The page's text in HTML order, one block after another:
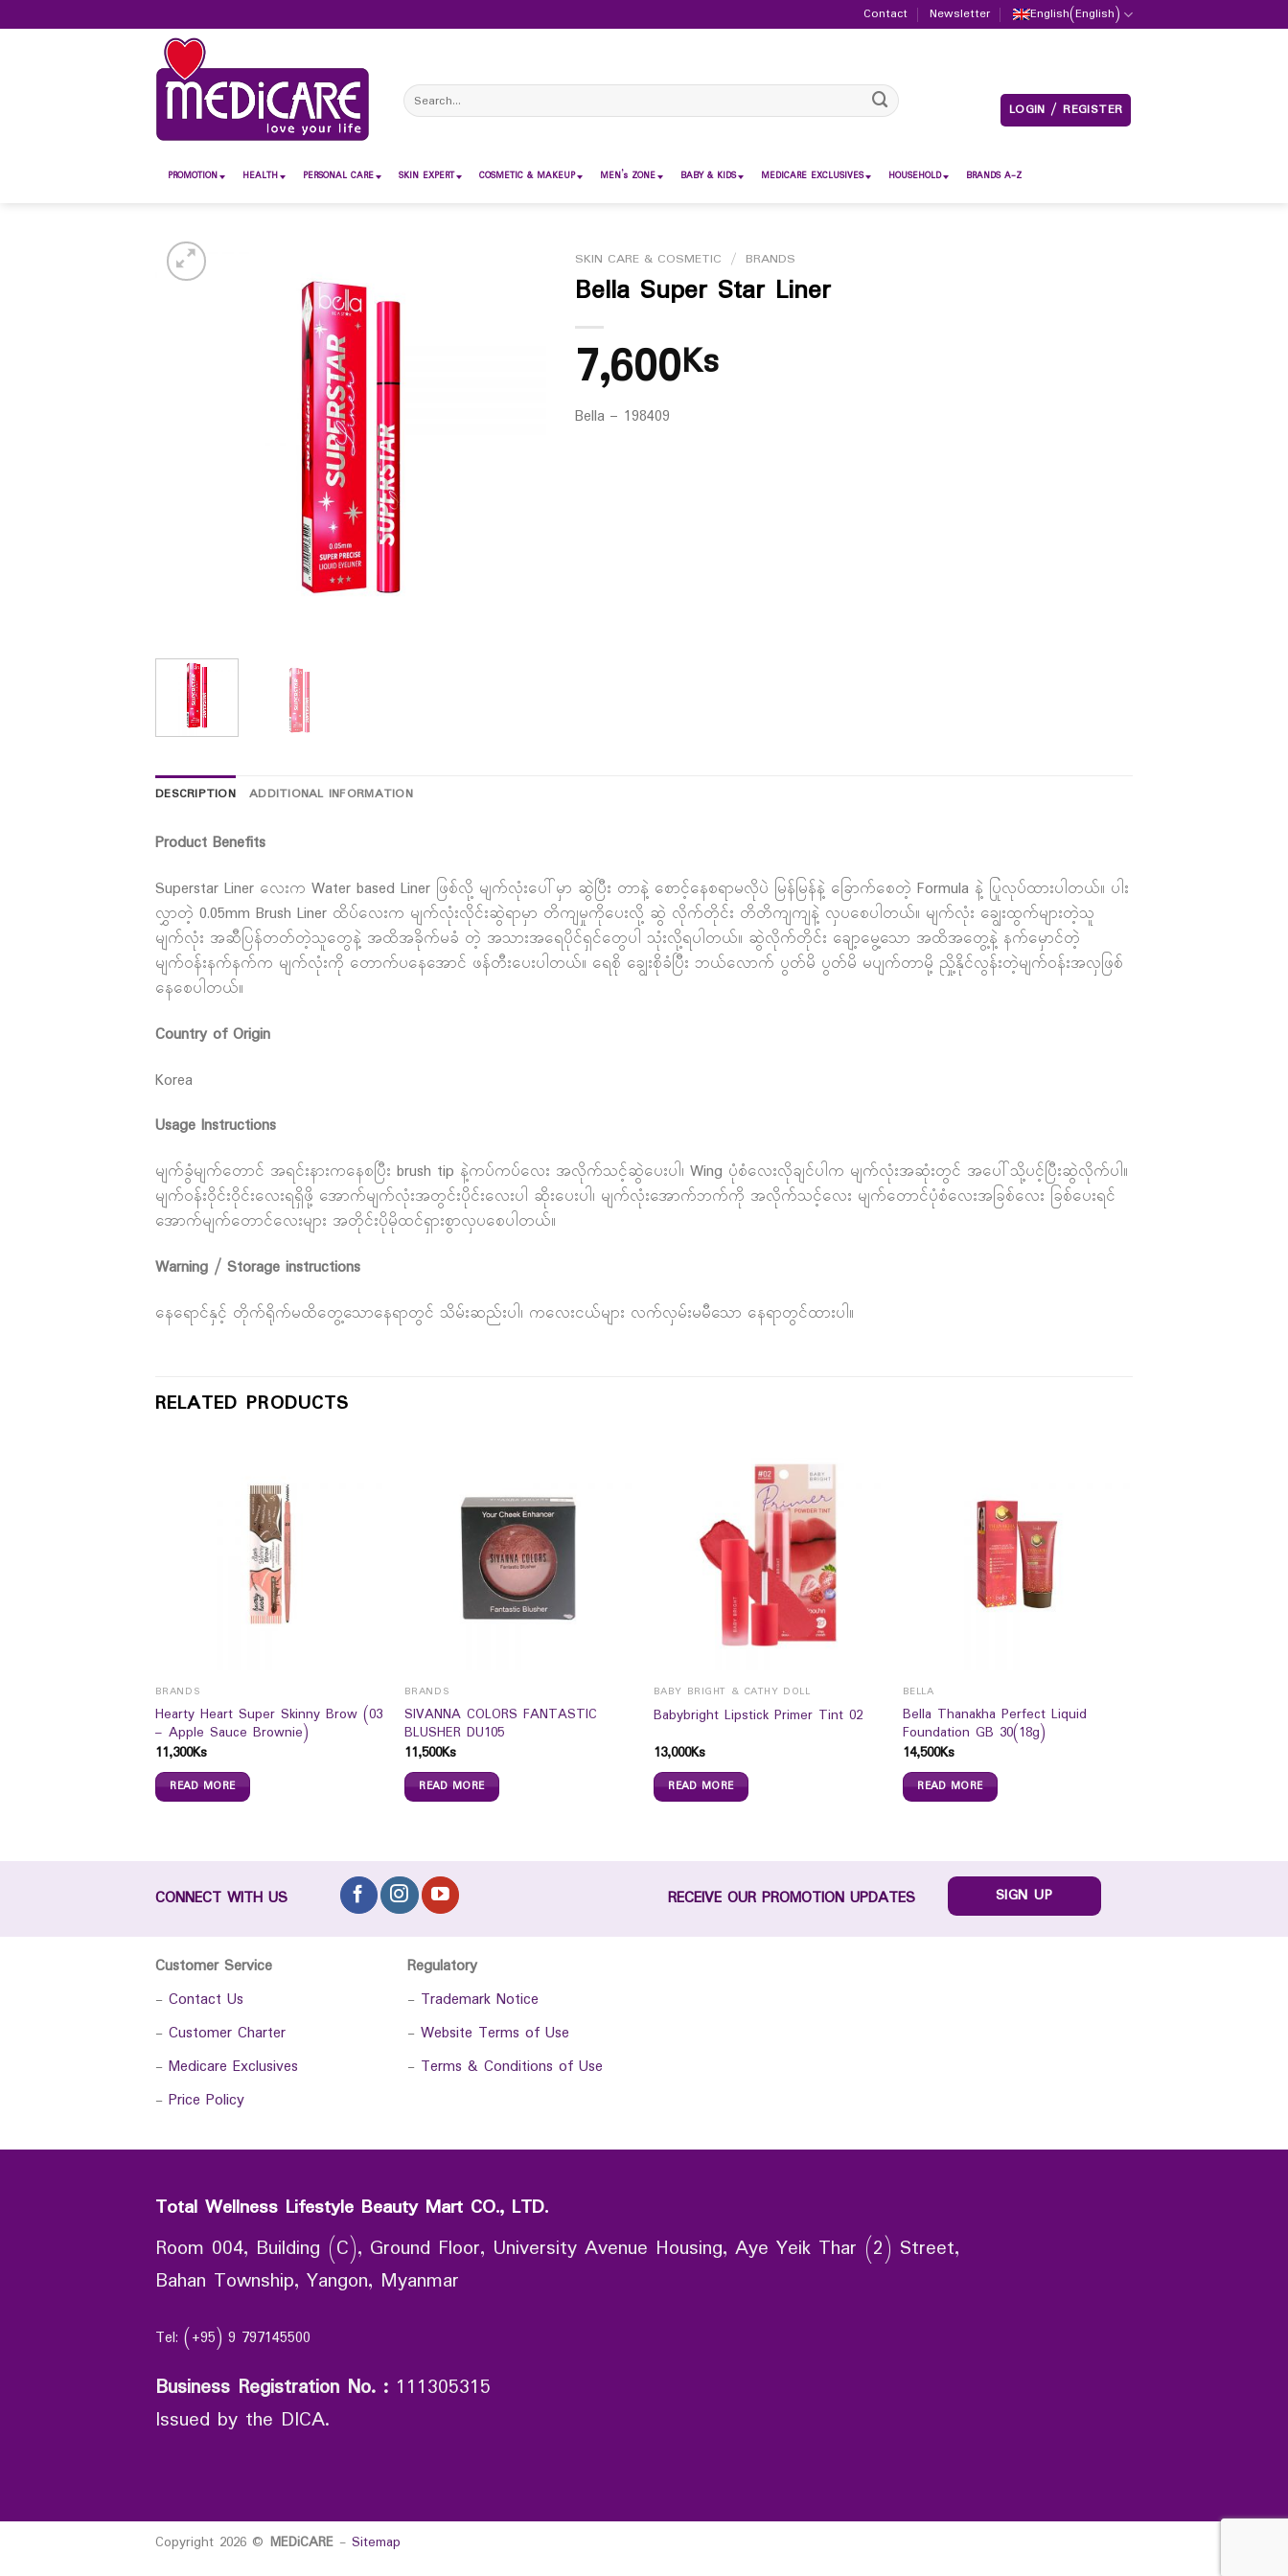
to
Contact Newsletter English(English)
Search
for:
LOGIN / REGISTER
PROMOTION HEALTH PERSONAL CARE SKIN EXPERT COSMETIC & MAKEUP MEN’s ZONE BABY & KIDS MEDICARE EXCLUSIVES HOUSEHOLD BRANDS A-Z
SKIN CARE & COSMETIC / BRANDS
Bella Super Star Liner
7,600Ks
Bella – 198409
DESCRIPTION ADDITIONAL INFORMATION
Product Benefits
Superstar Liner လေးက Water based Liner ဖြစ်လို့ မျက်လုံးပေါ်မှာ ဆွဲပြီး တာနဲ့ စောင့်နေစရာမလိုပဲ မြန်မြန်နဲ့ ခြောက်စေတဲ့ Formula နဲ့ ပြုလုပ်ထားပါတယ်။ ပါး
လွှာတဲ့ 0.05mm Brush Liner ထိပ်လေးက မျက်လုံးလိုင်းဆွဲရာမှာ တိကျမှုကိုပေးလို့ ဆွဲ လိုက်တိုင်း တိတိကျကျနဲ့ လှပစေပါတယ်။ မျက်လုံး ချွေးထွက်များတဲ့သူ
မျက်လုံး အဆီပြန်တတ်တဲ့သူတွေနဲ့ အထိအခိုက်မခံ တဲ့ အသားအရေပိုင်ရှင်တွေပါ သုံးလို့ရပါတယ်။ ဆွဲလိုက်တိုင်း ချော့မွေ့သော အထိအတွေ့နဲ့ နက်မှောင်တဲ့
မျက်ဝန်းနက်နက်က မျက်လုံးကို တောက်ပနေအောင် ဖန်တီးပေးပါတယ်။ ရေစို ချွေးစိုခံပြီး ဘယ်လောက် ပွတ်မိ ပွတ်မိ မပျက်တာမို့ ညှို့နိုင်လွန်းတဲ့မျက်၀န်းအလှဖြစ်
နေစေပါတယ်။
Country of Origin
Korea
Usage Instructions
မျက်ခွံမျက်တောင် အရင်းနားကနေစပြီး brush tip နဲ့ကပ်ကပ်လေး အလိုက်သင့်ဆွဲပေးပါ၊ Wing ပုံစံလေးလိုချင်ပါက မျက်လုံးအဆုံးတွင် အပေါ်သို့ပင့်ပြီးဆွဲလိုက်ပါ။
မျက်ဝန်းဝိုင်းဝိုင်းလေးရရှိဖို့ အောက်မျက်လုံးအတွင်းပိုင်းလေးပါ ဆိုးပေးပါ၊ မျက်လုံးအောက်ဘက်ကို အလိုက်သင့်လေး မျက်တောင်ပုံစံလေးအခြစ်လေး ခြစ်ပေးရင်
အောက်မျက်တောင်လေးများ အတိုင်းပိုမိုထင်ရှားစွာလှပစေပါတယ်။
Warning / Storage instructions
နေရောင်နှင့် တိုက်ရိုက်မထိတွေ့သောနေရာတွင် သိမ်းဆည်းပါ၊ ကလေးငယ်များ လက်လှမ်းမမီသော နေရာတွင်ထားပါ။
RELATED PRODUCTS
BRANDS
Hearty Heart Super Skinny Brow (03
– Apple Sauce Brownie)
11,300Ks
READ MORE
BRANDS
SIVANNA COLORS FANTASTIC
BLUSHER DU105
11,500Ks
READ MORE
BABY BRIGHT & CATHY DOLL
Babybright Lipstick Primer Tint 02
13,000Ks
READ MORE
BELLA
Bella Thanakha Perfect Liquid
Foundation GB 30(18g)
14,500Ks
READ MORE
CONNECT WITH US RECEIVE OUR PROMOTION UPDATES SIGN UP
Customer Service
- Contact Us
- Customer Charter
- Medicare Exclusives
- Price Policy
Regulatory
- Trademark Notice
- Website Terms of Use
- Terms & Conditions of Use
Total Wellness Lifestyle Beauty Mart CO., LTD.
Room 004, Building (C), Ground Floor, University Avenue Housing, Aye Yeik Thar (2) Street,
Bahan Township, Yangon, Myanmar
Tel: (+95) 9 797145500
Business Registration No. : 111305315
Issued by the DICA.
Copyright 2026 © MEDiCARE - Sitemap